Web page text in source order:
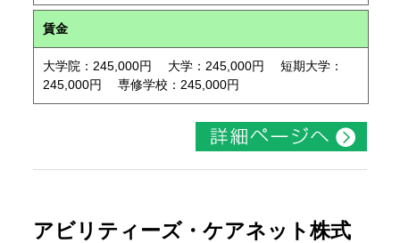
賃金
大学院：245,000円 大学：245,000円 短期大学：
245,000円 専修学校：245,000円
アビリティーズ・ケアネット株式